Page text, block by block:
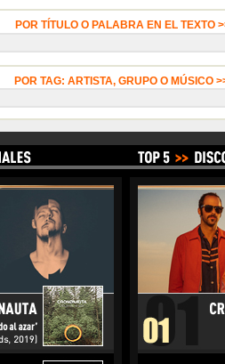
POR TÍTULO O PALABRA EN EL TEXTO
POR TAG: ARTISTA, GRUPO O MÚSICO